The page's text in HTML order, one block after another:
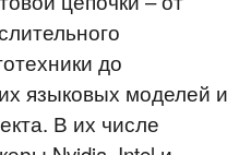
до
языковых моделей и
В их числе